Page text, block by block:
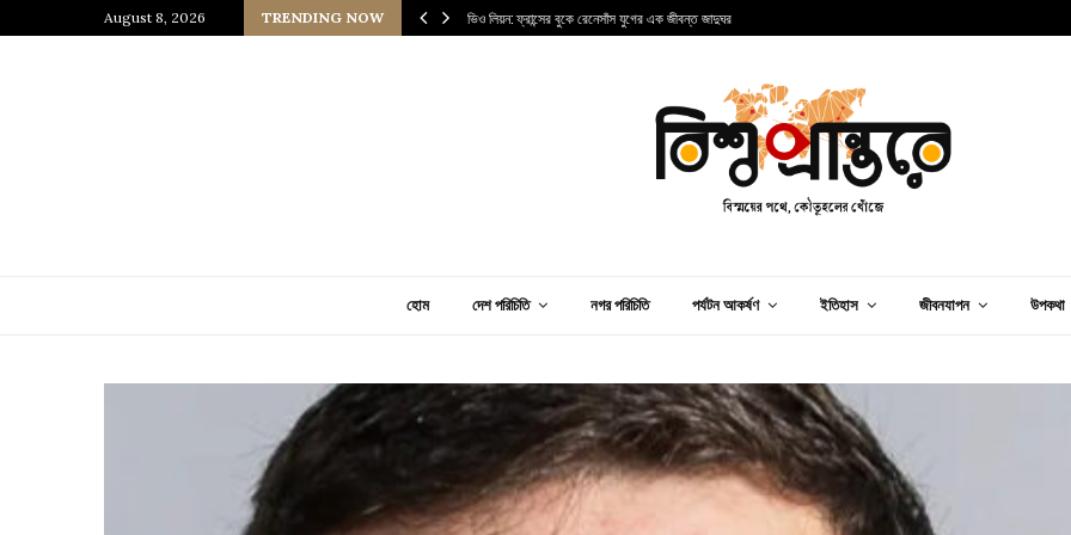
August 8, 2026 TRENDING NOW
জাপানি আধ্যাত্মিকতার ছোঁয়া ভিও লিয়ন: ফ্রান্সের বুকে রেনেসাঁস যুগের এক জীবন্ত জাদুঘর
হোম দেশ পরিচিতি নগর পরিচিতি পর্যটন আকর্ষণ ইতিহাস জীবনযাপন উপকথা